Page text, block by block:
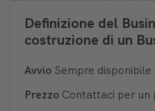
Definizione del
costruzione di un
Avvio Sempre disponibile
Prezzo Contattaci per un